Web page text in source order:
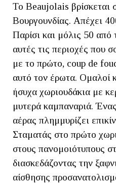
Το Beaujolais βρίσκεται
Βουργουνδίας. Απέχει
Παρίσι και μόλις 50
αυτές τις περιοχές που
με το πρώτο, coup de
αυτό τον έρωτα. Ομαλοί
ήσυχα χωριουδάκια με
μυτερά καμπαναριά.
αέρας πλημμυρίζει
Σταματάς στο πρώτο
στους πανομοιότυπους
διασκεδάζοντας την
αίσθησης